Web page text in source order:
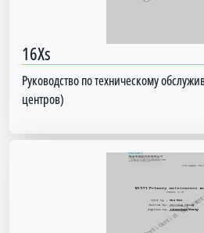
16Xs
Руководство по техническому
центров)